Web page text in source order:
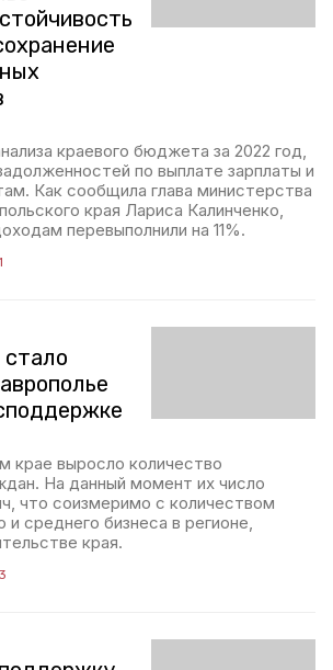
краевого бюджета за 2022 год,
по выплате зарплаты и
Как сообщила глава министерства
края Лариса Калинченко,
перевыполнили на 11%.
крае выросло количество
На данный момент их число
что соизмеримо с количеством
и среднего бизнеса в регионе,
края.